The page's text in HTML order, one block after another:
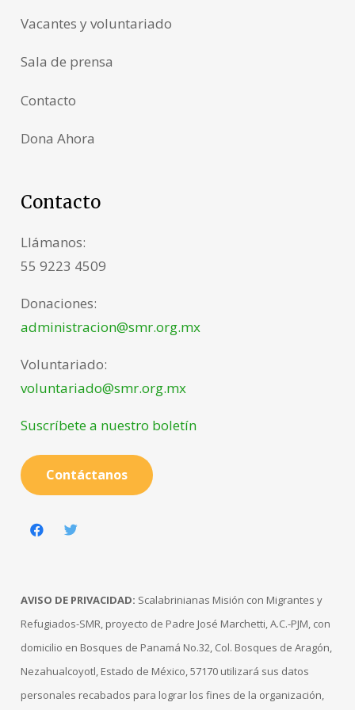
Vacantes y voluntariado
Sala de prensa
Contacto
Dona Ahora
Contacto
Llámanos:
55 9223 4509
Donaciones:
administracion@smr.org.mx
Voluntariado:
voluntariado@smr.org.mx
Suscríbete a nuestro boletín
Contáctanos
AVISO DE PRIVACIDAD: Scalabrinianas Misión con Migrantes y
Refugiados-SMR, proyecto de Padre José Marchetti, A.C.-PJM, con
domicilio en Bosques de Panamá No.32, Col. Bosques de Aragón,
Nezahualcoyotl, Estado de México, 57170 utilizará sus datos
personales recabados para lograr los fines de la organización,